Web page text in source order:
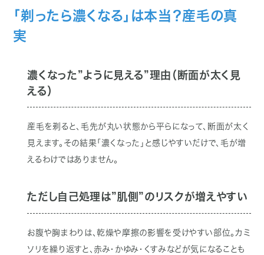
「剃ったら濃くなる」は本当？産毛の真
実
濃くなった”ように見える”理由（断面が太く見
える）
産毛を剃ると、毛先が丸い状態から平らになって、断面が太く
見えます。その結果「濃くなった」と感じやすいだけで、毛が増
えるわけではありません。
ただし自己処理は”肌側”のリスクが増えやすい
お腹や胸まわりは、乾燥や摩擦の影響を受けやすい部位。カミ
ソリを繰り返すと、赤み・かゆみ・くすみなどが気になることも